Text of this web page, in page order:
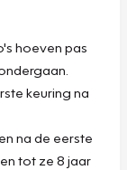
hoeven pas
keuring na
na de eerste
tot ze 8 jaar